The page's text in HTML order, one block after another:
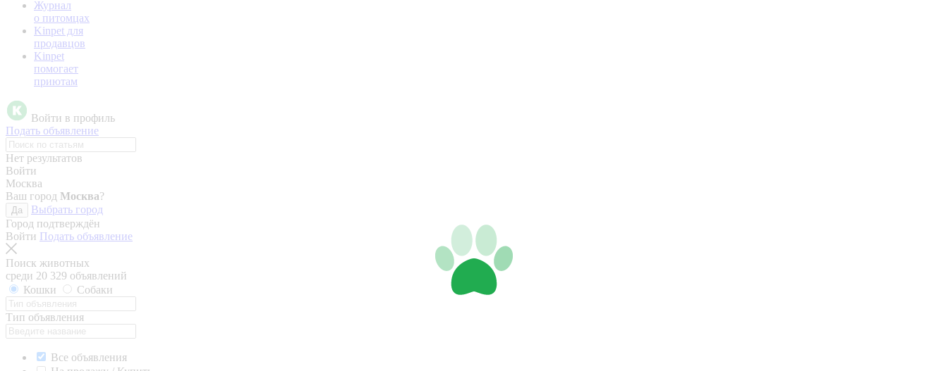
Журнал
о питомцах
Kinpet для
продавцов
Kinpet
помогает
приютам
Войти в профиль
Подать объявление
Нет результатов
Войти
Москва
Ваш город Москва?
Да
Выбрать город
Город подтверждён
Войти Подать объявление
Поиск животных
среди 20 329 объявлений
Кошки
Собаки
Тип объявления
Все объявления